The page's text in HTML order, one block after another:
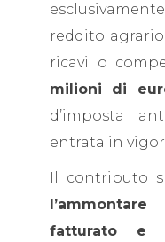
reddito
ricavi o
milioni di
d’imposta
entrata in
Il contributo
fatturato e